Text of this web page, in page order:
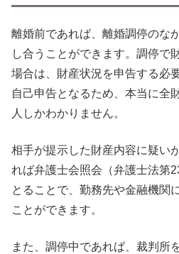
離婚前であれば、離婚調停のな
し合うことができます。調停で
場合は、財産状況を申告する必
自己申告となるため、本当に全
人しかわかりません。
相手が提示した財産内容に疑い
れば弁護士会照会（弁護士法第
とることで、勤務先や金融機関
ことができます。
また、調停中であれば、裁判所